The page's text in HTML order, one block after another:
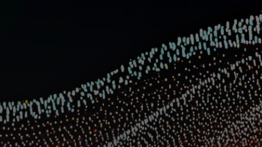
Para el mundo
Para innovadores